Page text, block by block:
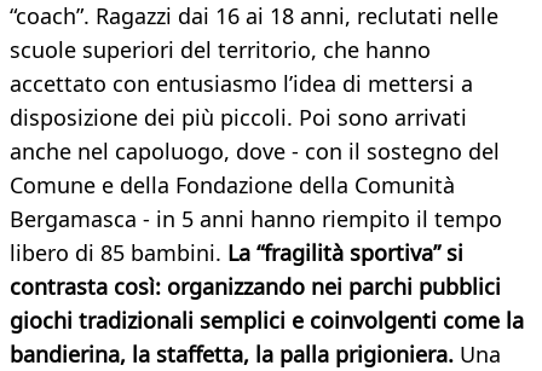
“coach”. Ragazzi dai 16 ai 18 anni, reclutati nelle
scuole superiori del territorio, che hanno
accettato con entusiasmo l’idea di mettersi a
disposizione dei più piccoli. Poi sono arrivati
anche nel capoluogo, dove - con il sostegno del
Comune e della Fondazione della Comunità
Bergamasca - in 5 anni hanno riempito il tempo
libero di 85 bambini. La “fragilità sportiva” si
contrasta così: organizzando nei parchi pubblici
giochi tradizionali semplici e coinvolgenti come la
bandierina, la staffetta, la palla prigioniera. Una